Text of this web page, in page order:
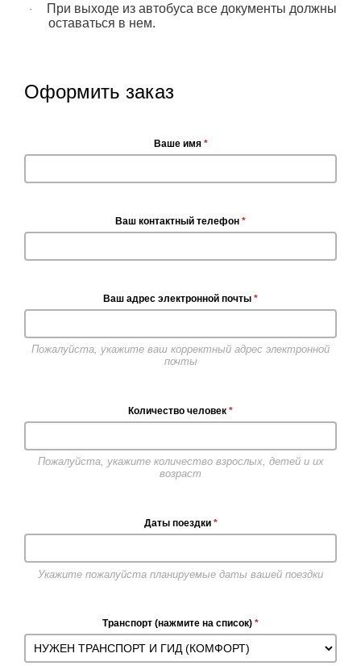
·
При выходе из автобуса все документы должны
оставаться в нем.
Оформить заказ
Ваше имя *
Ваш контактный телефон *
Ваш адрес электронной почты *
Пожалуйста, укажите ваш корректный адрес электронной
почты
Количество человек *
Пожалуйста, укажите количество взрослых, детей и их
возраст
Даты поездки *
Укажите пожалуйста планируемые даты вашей поездки
Транспорт (нажмите на список) *